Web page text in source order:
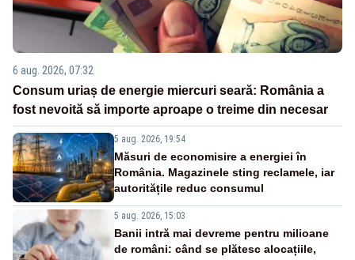
6 aug. 2026, 07:32
Consum uriaș de energie miercuri seară: România a
fost nevoită să importe aproape o treime din necesar
5 aug. 2026, 19:54
Măsuri de economisire a energiei în
România. Magazinele sting reclamele, iar
autoritățile reduc consumul
5 aug. 2026, 15:03
Banii intră mai devreme pentru milioane
de români: când se plătesc alocațiile,